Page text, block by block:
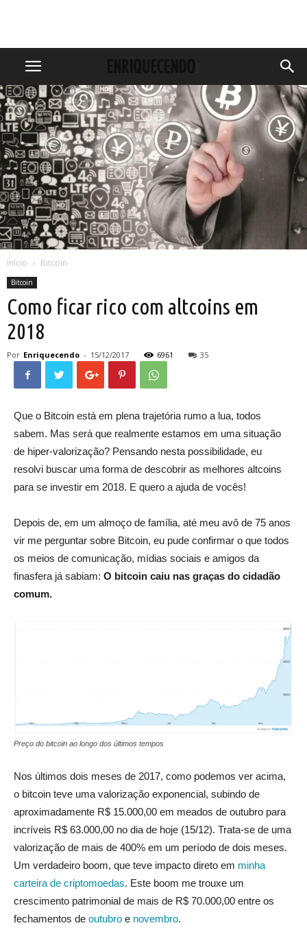
Início Bitcoin
Bitcoin
Como ficar rico com altcoins em
2018
Por Enriquecendo - 15/12/2017 6961 35
Que o Bitcoin está em plena trajetória rumo a lua, todos
sabem. Mas será que realmente estamos em uma situação
de hiper-valorização? Pensando nesta possibilidade, eu
resolvi buscar uma forma de descobrir as melhores altcoins
para se investir em 2018. E quero a ajuda de vocês!
Depois de, em um almoço de família, até meu avô de 75 anos
vir me perguntar sobre Bitcoin, eu pude confirmar o que todos
os meios de comunicação, mídias sociais e amigos da
finasfera já sabiam: O bitcoin caiu nas graças do cidadão
comum.
Preço do bitcoin ao longo dos últimos tempos
Nos últimos dois meses de 2017, como podemos ver acima,
o bitcoin teve uma valorização exponencial, subindo de
aproximadamente R$ 15.000,00 em meados de outubro para
incríveis R$ 63.000,00 no dia de hoje (15/12). Trata-se de uma
valorização de mais de 400% em um período de dois meses.
Um verdadeiro boom, que teve impacto direto em minha
carteira de criptomoedas. Este boom me trouxe um
crescimento patrimonial de mais de R$ 70.000,00 entre os
fechamentos de outubro e novembro.